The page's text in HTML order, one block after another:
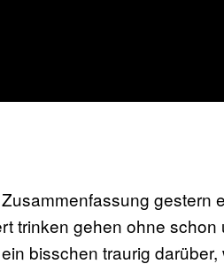
gestern
trinken gehen ohne
bisschen traurig